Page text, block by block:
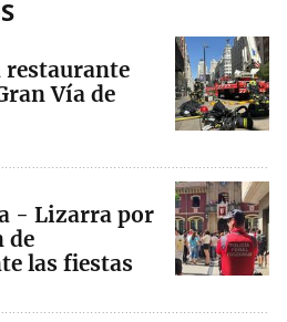
restaurante
Vía de
- Lizarra por
de
las fiestas